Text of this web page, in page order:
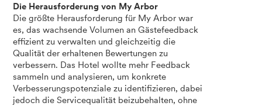
Die Herausforderung von My Arbor
Die größte Herausforderung für My Arbor war
es, das wachsende Volumen an Gästefeedback
effizient zu verwalten und gleichzeitig die
Qualität der erhaltenen Bewertungen zu
verbessern. Das Hotel wollte mehr Feedback
sammeln und analysieren, um konkrete
Verbesserungspotenziale zu identifizieren, dabei
jedoch die Servicequalität beizubehalten, ohne